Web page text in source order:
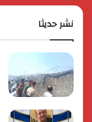
ترويجية
حصرية
نشر حديثا